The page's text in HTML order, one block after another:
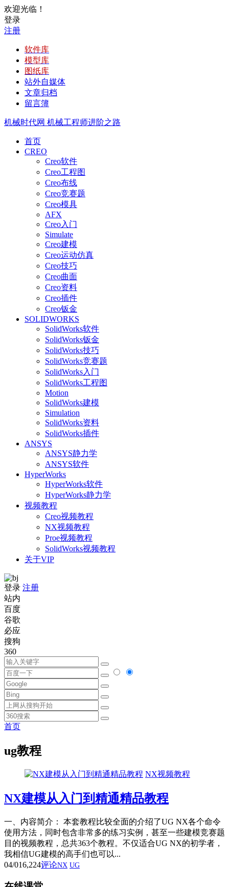
欢迎光临！
登录
注册
软件库
模型库
图纸库
站外自媒体
文章归档
留言簿
机械时代网 机械工程师进阶之路
首页
CREO
Creo软件
Creo工程图
Creo布线
Creo竞赛题
Creo模具
AFX
Creo入门
Simulate
Creo建模
Creo运动仿真
Creo技巧
Creo曲面
Creo资料
Creo插件
Creo钣金
SOLIDWORKS
SolidWorks软件
SolidWorks钣金
SolidWorks技巧
SolidWorks竞赛题
SolidWorks入门
SolidWorks工程图
Motion
SolidWorks建模
Simulation
SolidWorks资料
SolidWorks插件
ANSYS
ANSYS静力学
ANSYS软件
HyperWorks
HyperWorks软件
HyperWorks静力学
视频教程
Creo视频教程
NX视频教程
Proe视频教程
SolidWorks视频教程
关于VIP
登录 注册
站内
百度
谷歌
必应
搜狗
360
首页
ug教程
NX视频教程
NX建模从入门到精通精品教程
一、内容简介： 本套教程比较全面的介绍了UG NX各个命令
使用方法，同时包含非常多的练习实例，甚至一些建模竞赛题
目的视频教程，总共363个教程。不仅适合UG NX的初学者，
我相信UG建模的高手们也可以...
04/016,224评论NX UG